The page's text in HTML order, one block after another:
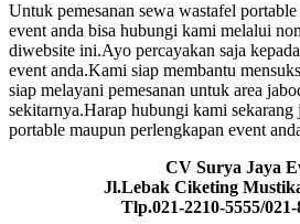
Untuk pemesanan sewa wastafel
event anda bisa hubungi kami melalui
diwebsite ini.Ayo percayakan saja
event anda.Kami siap membantu
siap melayani pemesanan untuk area
sekitarnya.Harap hubungi kami
portable maupun perlengkapan event
CV Surya Jaya
Jl.Lebak Ciketing
Tlp.021-2210-5555/021-